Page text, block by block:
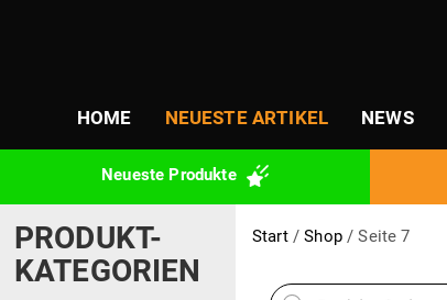
HOME NEUESTE ARTIKEL NEWS
Neueste Pro­dukte
PRODUKT-
KATEGORIEN
Start/Shop/ Seite 7
Products